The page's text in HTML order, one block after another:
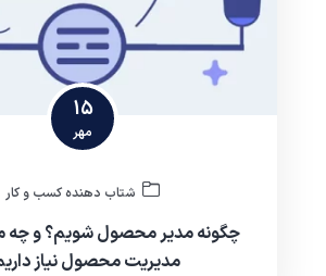
15
مهر
شتاب دهنده کسب و کار
چگونه مدیر محصول شویم؟ و چه
مدیریت محصول نیاز